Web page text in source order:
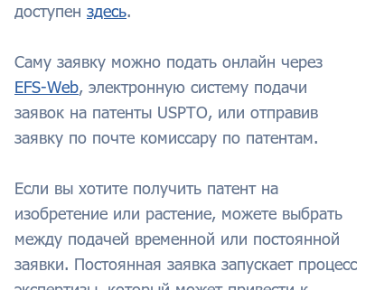
доступен здесь.
Саму заявку можно подать онлайн через
EFS-Web, электронную систему подачи
заявок на патенты USPTO, или отправив
заявку по почте комиссару по патентам.
Если вы хотите получить патент на
изобретение или растение, можете выбрать
между подачей временной или постоянной
заявки. Постоянная заявка запускает процесс